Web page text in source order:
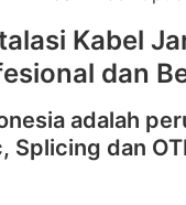
Kabel
dan
adalah
dan